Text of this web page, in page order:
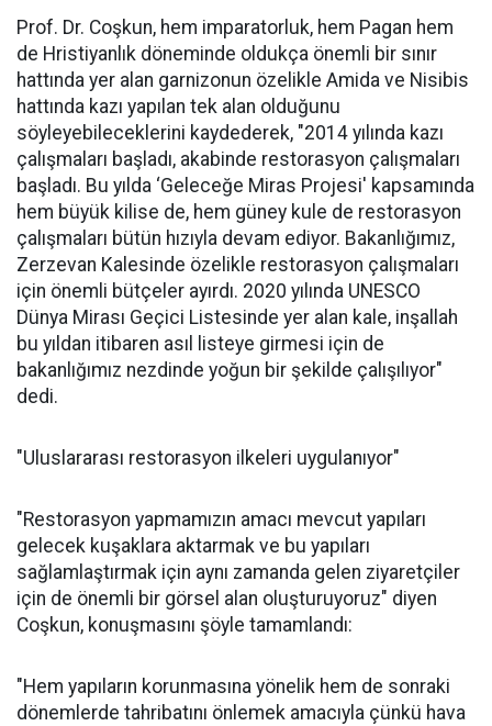
Prof. Dr. Coşkun, hem imparatorluk, hem Pagan hem
de Hristiyanlık döneminde oldukça önemli bir sınır
hattında yer alan garnizonun özelikle Amida ve Nisibis
hattında kazı yapılan tek alan olduğunu
söyleyebileceklerini kaydederek, "2014 yılında kazı
çalışmaları başladı, akabinde restorasyon çalışmaları
başladı. Bu yılda ‘Geleceğe Miras Projesi' kapsamında
hem büyük kilise de, hem güney kule de restorasyon
çalışmaları bütün hızıyla devam ediyor. Bakanlığımız,
Zerzevan Kalesinde özelikle restorasyon çalışmaları
için önemli bütçeler ayırdı. 2020 yılında UNESCO
Dünya Mirası Geçici Listesinde yer alan kale, inşallah
bu yıldan itibaren asıl listeye girmesi için de
bakanlığımız nezdinde yoğun bir şekilde çalışılıyor"
dedi.
"Uluslararası restorasyon ilkeleri uygulanıyor"
"Restorasyon yapmamızın amacı mevcut yapıları
gelecek kuşaklara aktarmak ve bu yapıları
sağlamlaştırmak için aynı zamanda gelen ziyaretçiler
için de önemli bir görsel alan oluşturuyoruz" diyen
Coşkun, konuşmasını şöyle tamamlandı:
"Hem yapıların korunmasına yönelik hem de sonraki
dönemlerde tahribatını önlemek amacıyla çünkü hava